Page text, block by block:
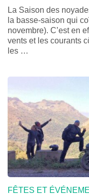
La Saison des
la basse-saison qui
novembre). C’est en
vents et les courants
les …
FÊTES ET